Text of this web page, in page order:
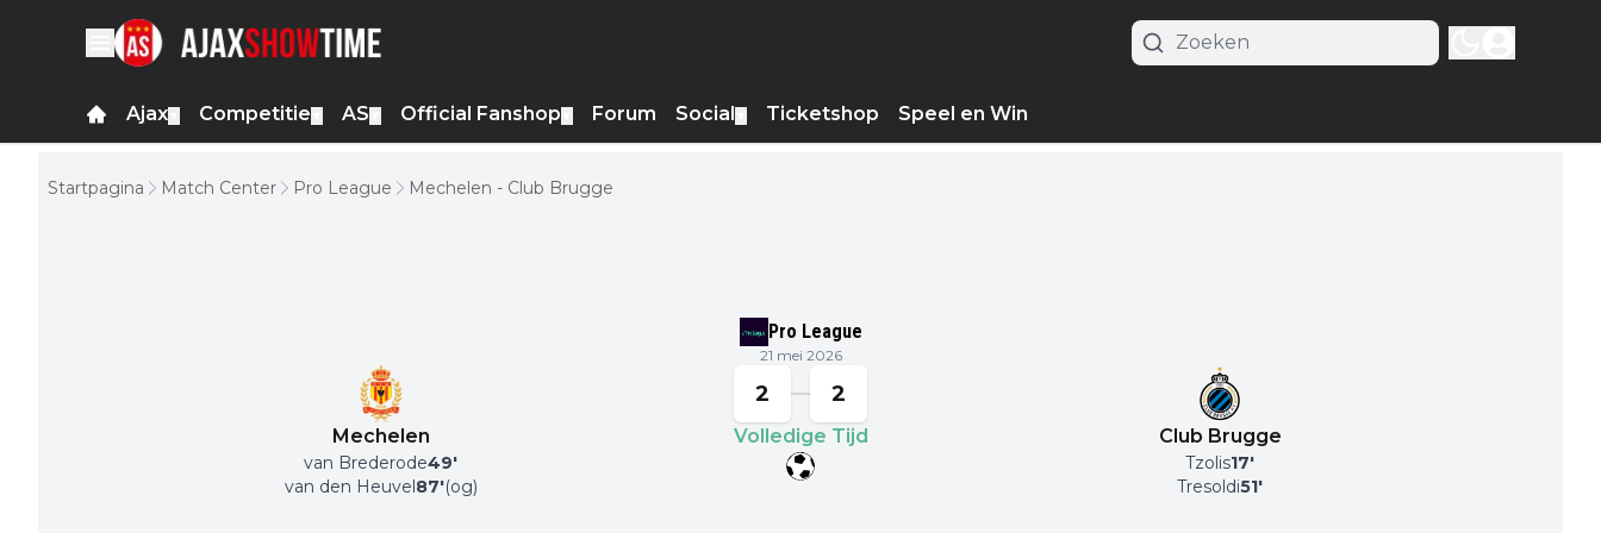
Ajax Competitie AS Official Fanshop Forum Social Ticketshop Speel en Win
Startpagina Match Center Pro League Mechelen - Club Brugge
Pro League
21 mei 2026
Mechelen
van Brederode49'
van den Heuvel87'(og)
2 2
Volledige Tijd Club Brugge
Tzolis17'
Tresoldi51'